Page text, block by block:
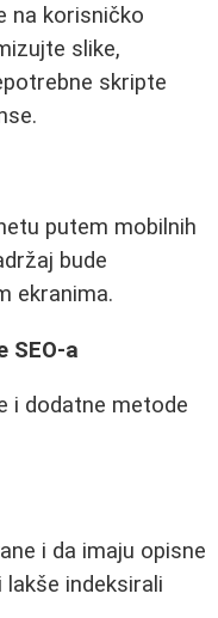
na korisničko
slike,
skripte
putem mobilnih
bude
ekranima.
SEO-a
i dodatne metode
i da imaju opisne
indeksirali